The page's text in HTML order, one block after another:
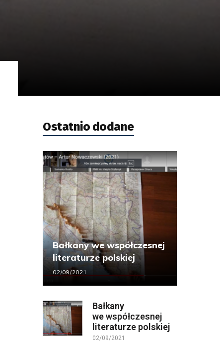
Ostatnio dodane
Bałkany we współczesnej
literaturze polskiej
02/09/2021
Bałkany
we współczesnej
literaturze polskiej
02/09/2021